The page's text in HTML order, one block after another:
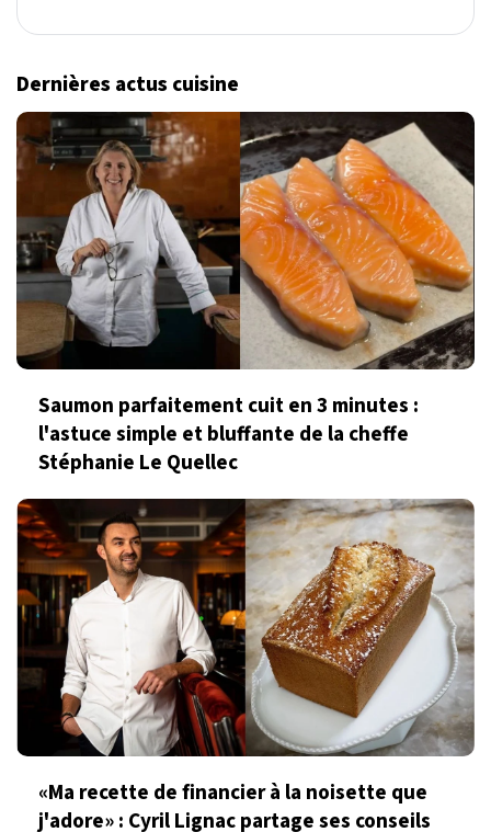
Dernières actus cuisine
Saumon parfaitement cuit en 3 minutes :
l'astuce simple et bluffante de la cheffe
Stéphanie Le Quellec
«Ma recette de financier à la noisette que
j'adore» : Cyril Lignac partage ses conseils